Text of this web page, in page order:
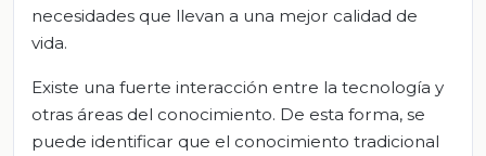
necesidades que llevan a una mejor calidad de
vida.
Existe una fuerte interacción entre la tecnología y
otras áreas del conocimiento. De esta forma, se
puede identificar que el conocimiento tradicional